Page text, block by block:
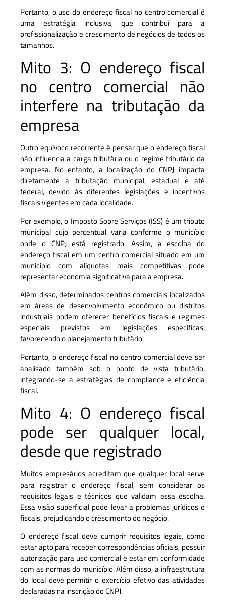
Portanto, o uso do endereço fiscal no centro comercial é
uma estratégia inclusiva, que contribui para a
profissionalização e crescimento de negócios de todos os
tamanhos.
Mito 3: O endereço fiscal
no centro comercial não
interfere na tributação da
empresa
Outro equívoco recorrente é pensar que o endereço fiscal
não influencia a carga tributária ou o regime tributário da
empresa. No entanto, a localização do CNPJ impacta
diretamente a tributação municipal, estadual e até
federal, devido às diferentes legislações e incentivos
fiscais vigentes em cada localidade.
Por exemplo, o Imposto Sobre Serviços (ISS) é um tributo
municipal cujo percentual varia conforme o município
onde o CNPJ está registrado. Assim, a escolha do
endereço fiscal em um centro comercial situado em um
município com alíquotas mais competitivas pode
representar economia significativa para a empresa.
Além disso, determinados centros comerciais localizados
em áreas de desenvolvimento econômico ou distritos
industriais podem oferecer benefícios fiscais e regimes
especiais previstos em legislações específicas,
favorecendo o planejamento tributário.
Portanto, o endereço fiscal no centro comercial deve ser
analisado também sob o ponto de vista tributário,
integrando-se a estratégias de compliance e eficiência
fiscal.
Mito 4: O endereço fiscal
pode ser qualquer local,
desde que registrado
Muitos empresários acreditam que qualquer local serve
para registrar o endereço fiscal, sem considerar os
requisitos legais e técnicos que validam essa escolha.
Essa visão superficial pode levar a problemas jurídicos e
fiscais, prejudicando o crescimento do negócio.
O endereço fiscal deve cumprir requisitos legais, como
estar apto para receber correspondências oficiais, possuir
autorização para uso comercial e estar em conformidade
com as normas do município. Além disso, a infraestrutura
do local deve permitir o exercício efetivo das atividades
declaradas na inscrição do CNPJ.